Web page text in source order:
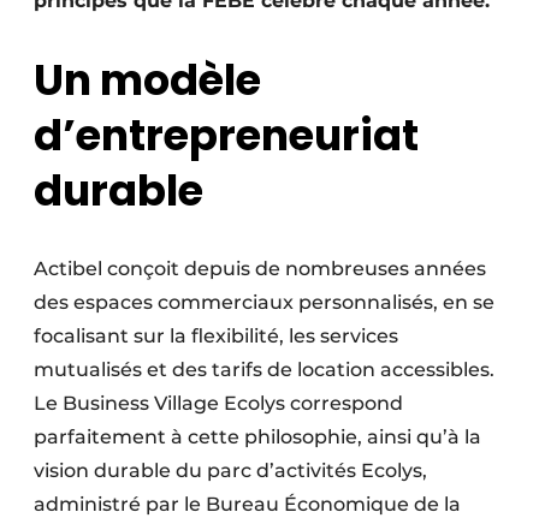
Infrastructures souterraines et égouttage
Protection solaire
Rénovation
Sécurité incendie
Software
Techniques ferroviaires
Travaux ferroviaires
Un modèle
d’entrepreneuriat
durable
Actibel conçoit depuis de nombreuses années
des espaces commerciaux personnalisés, en se
focalisant sur la flexibilité, les services
mutualisés et des tarifs de location accessibles.
Le Business Village Ecolys correspond
parfaitement à cette philosophie, ainsi qu’à la
vision durable du parc d’activités Ecolys,
administré par le Bureau Économique de la